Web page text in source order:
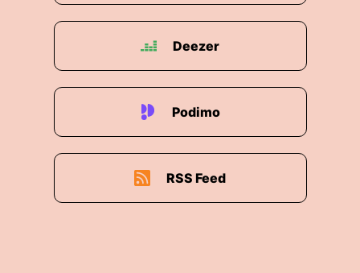
Deezer
Podimo
RSS Feed